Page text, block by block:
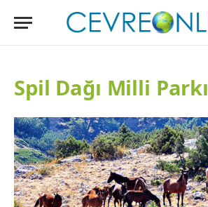
Spil Dağı Milli Parkı